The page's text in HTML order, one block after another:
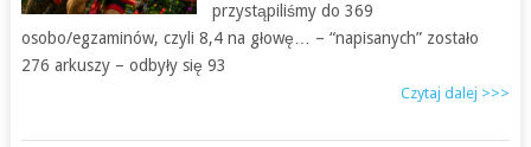
przystąpiliśmy do 369
osobo/egzaminów, czyli 8,4 na głowę… – “napisanych” zostało
276 arkuszy – odbyły się 93
Czytaj dalej >>>